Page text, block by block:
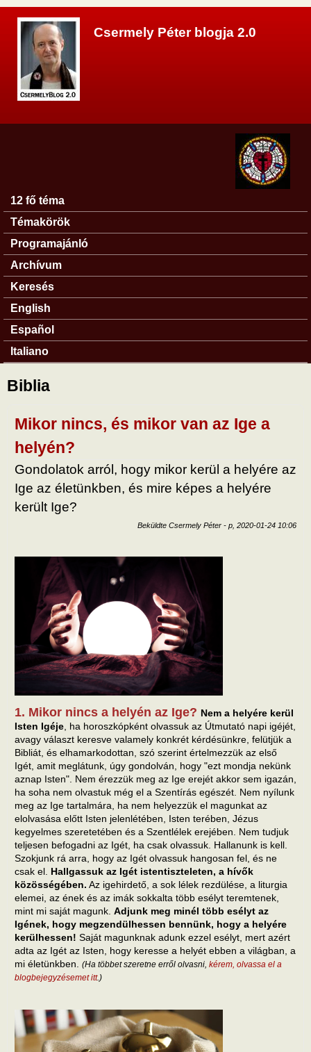
Csermely Péter blogja 2.0
Főmenü
12 fő téma
Témakörök
Programajánló
Archívum
Keresés
English
Español
Italiano
Biblia
Mikor nincs, és mikor van az Ige a
helyén?
Gondolatok arról, hogy mikor kerül a helyére az
Ige az életünkben, és mire képes a helyére
került Ige?
Beküldte Csermely Péter - p, 2020-01-24 10:06
1. Mikor nincs a helyén az Ige? Nem a helyére kerül
Isten Igéje , ha horoszkópként olvassuk az Útmutató napi igéjét,
avagy választ keresve valamely konkrét kérdésünkre, felütjük a
Bibliát, és elhamarkodottan, szó szerint értelmezzük az első
Igét, amit meglátunk, úgy gondolván, hogy "ezt mondja nekünk
aznap Isten". Nem érezzük meg az Ige erejét akkor sem igazán,
ha soha nem olvastuk még el a Szentírás egészét. Nem nyílunk
meg az Ige tartalmára, ha nem helyezzük el magunkat az
elolvasása előtt Isten jelenlétében, Isten terében, Jézus
kegyelmes szeretetében és a Szentlélek erejében. Nem tudjuk
teljesen befogadni az Igét, ha csak olvassuk. Hallanunk is kell.
Szokjunk rá arra, hogy az Igét olvassuk hangosan fel, és ne
csak el. Hallgassuk az Igét istentiszteleten, a hívők
közösségében. Az igehirdető, a sok lélek rezdülése, a liturgia
elemei, az ének és az imák sokkalta több esélyt teremtenek,
mint mi saját magunk. Adjunk meg minél több esélyt az
Igének, hogy megzendülhessen bennünk, hogy a helyére
kerülhessen! Saját magunknak adunk ezzel esélyt, mert azért
adta az Igét az Isten, hogy keresse a helyét ebben a világban, a
mi életünkben. (Ha többet szeretne erről olvasni, kérem, olvassa el a
blogbejegyzésemet itt.)